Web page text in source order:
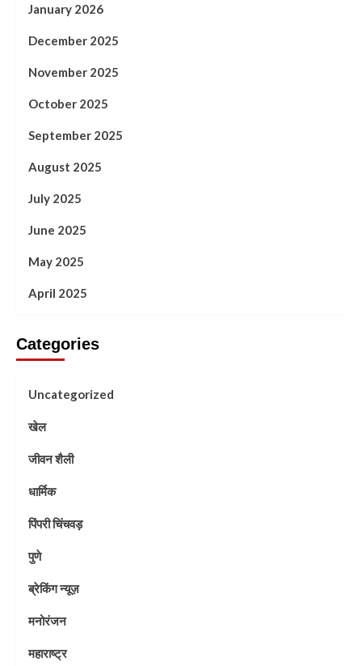
January 2026
December 2025
November 2025
October 2025
September 2025
August 2025
July 2025
June 2025
May 2025
April 2025
Categories
Uncategorized
खेल
जीवन शैली
धार्मिक
पिंपरी चिंचवड़
पुणे
ब्रेकिंग न्यूज़
मनोरंजन
महाराष्ट्र